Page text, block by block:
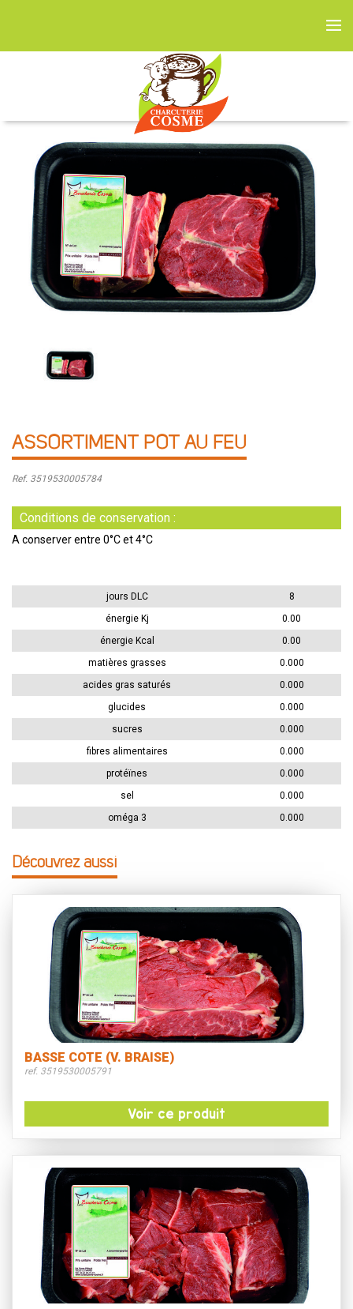
ASSORTIMENT POT AU FEU
Ref. 3519530005784
Conditions de conservation :
A conserver entre 0°C et 4°C
jours DLC
8
énergie Kj
0.00
énergie Kcal
0.00
matières grasses
0.000
acides gras saturés
0.000
glucides
0.000
sucres
0.000
fibres alimentaires
0.000
protéïnes
0.000
sel
0.000
oméga 3
0.000
Découvrez aussi
BASSE COTE (V. BRAISE)
ref. 3519530005791
Voir ce produit